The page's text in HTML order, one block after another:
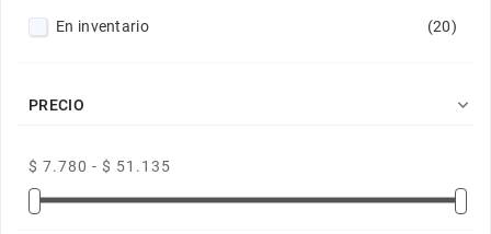
En inventario (20)
PRECIO 
$ 7.780 - $ 51.135